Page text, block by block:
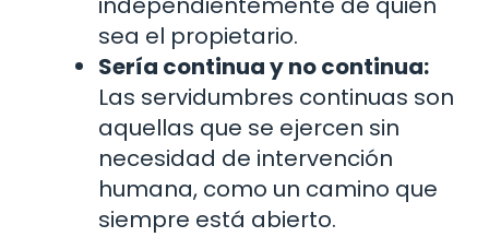
sea el propietario.
Sería continua y no continua:
Las servidumbres continuas son
aquellas que se ejercen sin
necesidad de intervención
humana, como un camino que
siempre está abierto.